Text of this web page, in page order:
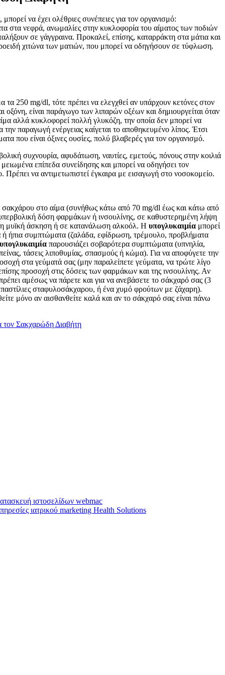
να έχει ολέθριες συνέπειες για τον οργανισμό:
στα νεφρά, ανωμαλίες στην κυκλοφορία του αίματος των ποδιών
σε γάγγραινα. Προκαλεί, επίσης, καταρράκτη στα μάτια και
χιτώνα των ματιών, που μπορεί να οδηγήσουν σε τύφλωση.
τα 250 mg/dl, τότε πρέπει να ελεγχθεί αν υπάρχουν κετόνες στον
οξόνη, είναι παράγωγο των λιπαρών οξέων και δημιουργείται όταν
αλλά κυκλοφορεί πολλή γλυκόζη, την οποία δεν μπορεί να
παραγωγή ενέργειας καίγεται το αποθηκευμένο λίπος. Έτσι
που είναι όξινες ουσίες, πολύ βλαβερές για τον οργανισμό.
συχνουρία, αφυδάτωση, ναυτίες, εμετούς, πόνους στην κοιλιά
επίπεδα συνείδησης και μπορεί να οδηγήσει τον
Πρέπει να αντιμετωπιστεί έγκαιρα με εισαγωγή στο νοσοκομείο.
σακχάρου στο αίμα (συνήθως κάτω από 70 mg/dl έως και κάτω από
δόση φαρμάκων ή ινσουλίνης, σε καθυστερημένη λήψη
μυïκή άσκηση ή σε κατανάλωση αλκοόλ. Η υπογλυκαιμία μπορεί
ή ήπια συμπτώματα (ζαλάδα, εφίδρωση, τρέμουλο, προβλήματα
παρουσιάζει σοβαρότερα συμπτώματα (υπνηλία,
τάσεις λιποθυμίας, σπασμούς ή κώμα). Για να αποφύγετε την
στα γεύματά σας (μην παραλείπετε γεύματα, να τρώτε λίγο
προσοχή στις δόσεις των φαρμάκων και της ινσουλίνης. Αν
αμέσως να πάρετε και για να ανεβάσετε το σάκχαρό σας (3
σταφυλοσάκχαρου, ή ένα χυμό φρούτων με ζάχαρη).
μόνο αν αισθανθείτε καλά και αν το σάκχαρό σας είναι πάνω
τον Σακχαρώδη Διαβήτη
ιστοσελίδων webmac
ιατρικού marketing Health Solutions